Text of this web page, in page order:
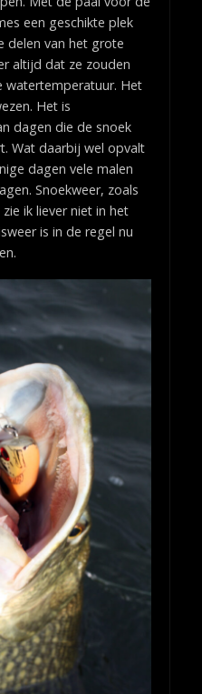
een geschikte plek
delen van het grote
altijd dat ze zouden
watertemperatuur. Het
Het is
dagen die de snoek
Wat daarbij wel opvalt
dagen vele malen
Snoekweer, zoals
ik liever niet in het
is in de regel nu